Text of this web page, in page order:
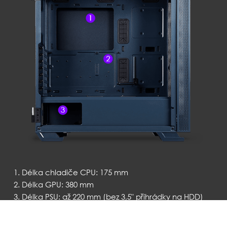
Délka chladiče CPU: 175 mm
Délka GPU: 380 mm
Délka PSU: až 220 mm (bez 3,5" přihrádky na HDD)